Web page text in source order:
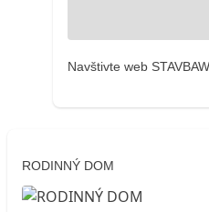
Navštivte web
RODINNÝ DOM